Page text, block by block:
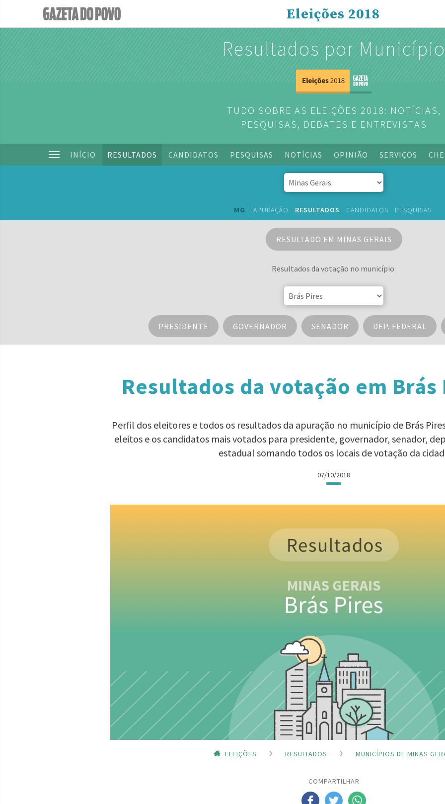
Eleições 2018
Resultados por Município
TUDO SOBRE AS ELEIÇÕES 2018: NOTÍCIAS,
PESQUISAS, DEBATES E ENTREVISTAS
INÍCIO RESULTADOS CANDIDATOS PESQUISAS NOTÍCIAS OPINIÃO SERVIÇOS
MG APURAÇÃO RESULTADOS CANDIDATOS PESQUISAS
RESULTADO EM MINAS GERAIS
Resultados da votação no município:
PRESIDENTE GOVERNADOR SENADOR DEP. FEDERAL
Resultados da votação em Brás
Perfil dos eleitores e todos os resultados da apuração no município de Brás
eleitos e os candidatos mais votados para presidente, governador, senador,
estadual somando todos os locais de votação da
07/10/2018
ELEIÇÕES RESULTADOS MUNICÍPIOS DE MINAS
COMPARTILHAR